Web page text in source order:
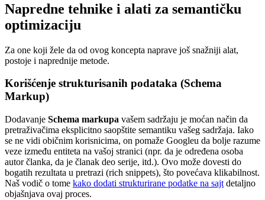
Napredne tehnike i alati za semantičku
optimizaciju
Za one koji žele da od ovog koncepta naprave još snažniji alat,
postoje i naprednije metode.
Korišćenje strukturisanih podataka (Schema
Markup)
Dodavanje Schema markupa vašem sadržaju je moćan način da
pretraživačima eksplicitno saopštite semantiku vašeg sadržaja. Iako
se ne vidi običnim korisnicima, on pomaže Googleu da bolje razume
veze između entiteta na vašoj stranici (npr. da je određena osoba
autor članka, da je članak deo serije, itd.). Ovo može dovesti do
bogatih rezultata u pretrazi (rich snippets), što povećava klikabilnost.
Naš vodič o tome kako dodati strukturirane podatke na sajt detaljno
objašnjava ovaj proces.